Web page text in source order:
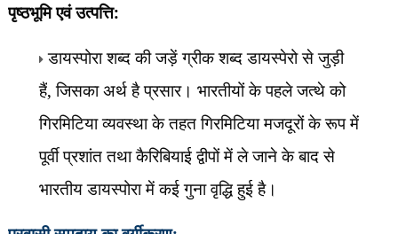
पृष्ठभूमि एवं उत्पत्ति:
डायस्पोरा शब्द की जड़ें ग्रीक शब्द डायस्पेरो से जुड़ी
हैं,जिसका अर्थ है प्रसार। भारतीयों के पहले जत्थे को
गिरमिटिया व्यवस्था के तहत गिरमिटिया मजदूरों के रूप में
पूर्वी प्रशांत तथा कैरिबियाई द्वीपों में ले जाने के बाद से
भारतीय डायस्पोरा में कई गुना वृद्धि हुई है।